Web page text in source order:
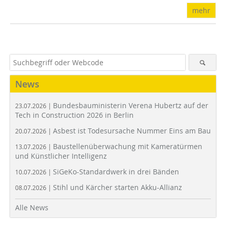
mehr
News
23.07.2026 | Bundesbauministerin Verena Hubertz auf der
Tech in Construction 2026 in Berlin
20.07.2026 | Asbest ist Todesursache Nummer Eins am Bau
13.07.2026 | Baustellenüberwachung mit Kameratürmen
und Künstlicher Intelligenz
10.07.2026 | SiGeKo-Standardwerk in drei Bänden
08.07.2026 | Stihl und Kärcher starten Akku-Allianz
Alle News